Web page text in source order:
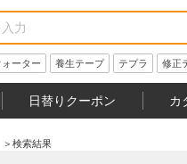
ォーター 養生テープ テプラ 修正
日替りクーポン カ
＞ 検索結果